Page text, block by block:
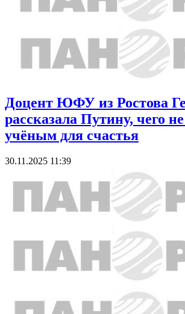
Доцент ЮФУ из Ростова
рассказала Путину, чего
учёным для счастья
30.11.2025 11:39